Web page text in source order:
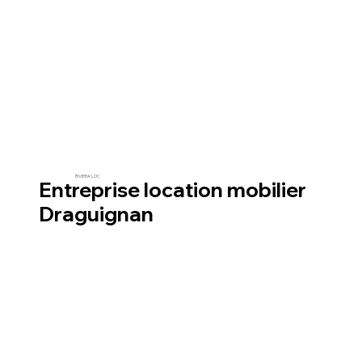
RIVIERA LOC
Entreprise location mobilier
Draguignan